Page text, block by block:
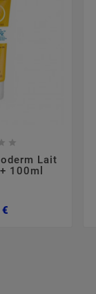

Lait
100ml